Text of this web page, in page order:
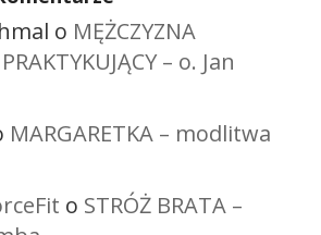
o MĘŻCZYZNA
– o. Jan
MARGARETKA – modlitwa
o STRÓŻ BRATA –